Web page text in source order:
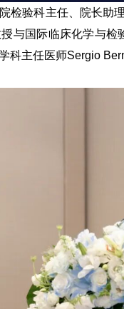
检验科主任、院长助
与国际临床化学与检
科主任医师Sergio